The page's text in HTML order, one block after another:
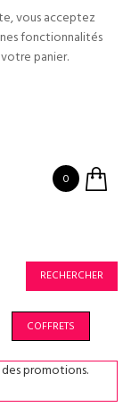
vous acceptez
fonctionnalités
panier.
0
RECHERCHER
COFFRETS
promotions.